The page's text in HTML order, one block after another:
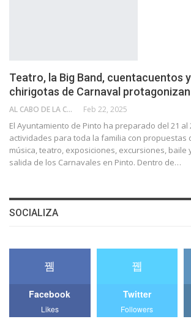
Teatro, la Big Band, cuentacuentos
chirigotas de Carnaval
AL CABO DE LA CALLE Feb 22, 2025
El Ayuntamiento de Pinto ha preparado del 21
actividades para toda la familia con propuestas
música, teatro, exposiciones, excursiones, baile
salida de los Carnavales en Pinto. Dentro de…
SOCIALIZA
Facebook
Likes
Twitter
Followers